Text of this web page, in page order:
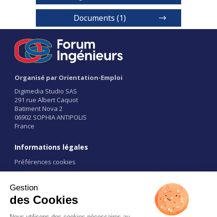
1 / 2
Documents (1)
Organisé par Orientation-Emploi
Digimedia Studio SAS
291 rue Albert Caquot
Batiment Nova 2
06902 SOPHIA ANTIPOLIS
France
Informations légales
Préférences cookies
CGU
Liens